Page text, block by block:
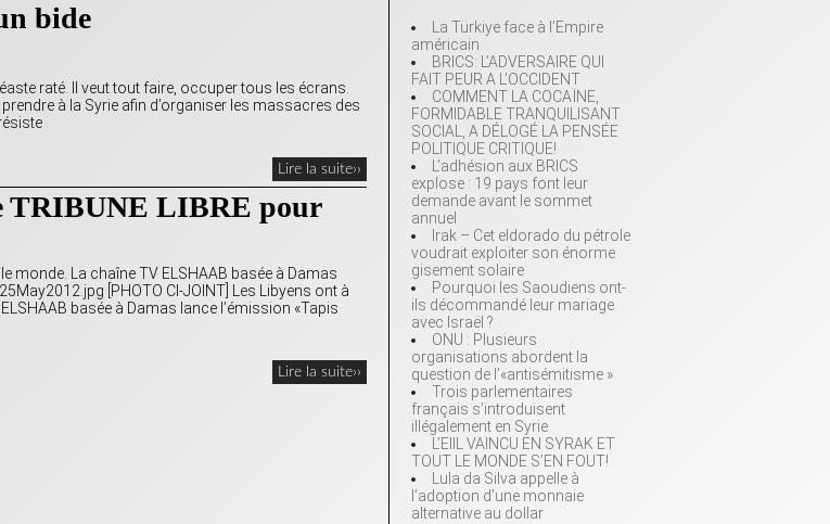
La Türkiye face à l’Empire
américain
BRICS: L’ADVERSAIRE QUI
FAIT PEUR A L’OCCIDENT
COMMENT LA COCAÏNE,
FORMIDABLE TRANQUILISANT
SOCIAL, A DÉLOGÉ LA PENSÉE
POLITIQUE CRITIQUE!
L’adhésion aux BRICS
explose : 19 pays font leur
demande avant le sommet
annuel
Irak – Cet eldorado du pétrole
voudrait exploiter son énorme
gisement solaire
Pourquoi les Saoudiens ont-
ils décommandé leur mariage
avec Israël ?
ONU : Plusieurs
organisations abordent la
question de l’«antisémitisme »
Trois parlementaires
français s’introduisent
illégalement en Syrie
L’EIIL VAINCU EN SYRAK ET
TOUT LE MONDE S’EN FOUT!
Lula da Silva appelle à
l’adoption d’une monnaie
alternative au dollar
bide
raté. Il veut tout faire, occuper tous les écrans.
à la Syrie afin d’organiser les massacres des
Lire la suite››
TRIBUNE LIBRE pour
monde. La chaîne TV ELSHAAB basée à Damas
[PHOTO CI-JOINT] Les Libyens ont à
basée à Damas lance l’émission «Tapis
Lire la suite››